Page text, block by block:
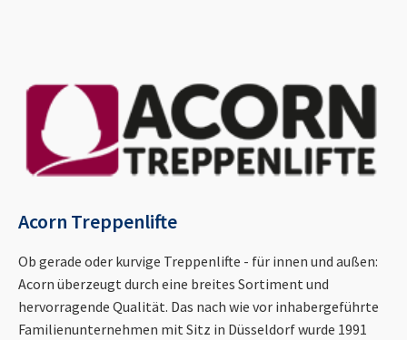
Acorn Treppenlifte
Ob gerade oder kurvige Treppenlifte - für innen und außen:
Acorn überzeugt durch eine breites Sortiment und
hervorragende Qualität. Das nach wie vor inhabergeführte
Familienunternehmen mit Sitz in Düsseldorf wurde 1991